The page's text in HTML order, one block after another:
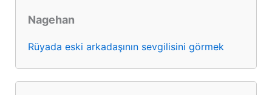
Nagehan
Rüyada eski arkadaşının sevgilisini görmek